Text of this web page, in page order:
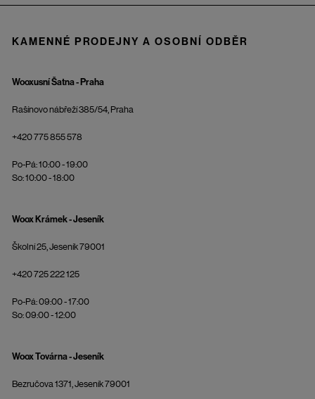
KAMENNÉ PRODEJNY A OSOBNÍ ODBĚR
Wooxusní Šatna - Praha
Rašínovo nábřeží 385/54, Praha
+420 775 855 578
Po-Pá: 10:00 - 19:00
So: 10:00 - 18:00
Woox Krámek - Jeseník
Školní 25, Jeseník 79001
+420 725 222 125
Po-Pá: 09:00 - 17:00
So: 09:00 - 12:00
Woox Továrna - Jeseník
Bezručova 1371, Jeseník 79001